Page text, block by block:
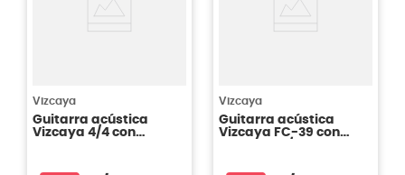
Vizcaya
Guitarra acústica
Vizcaya 4/4 con
Vizcaya
Guitarra acústica
Vizcaya FC-39 con